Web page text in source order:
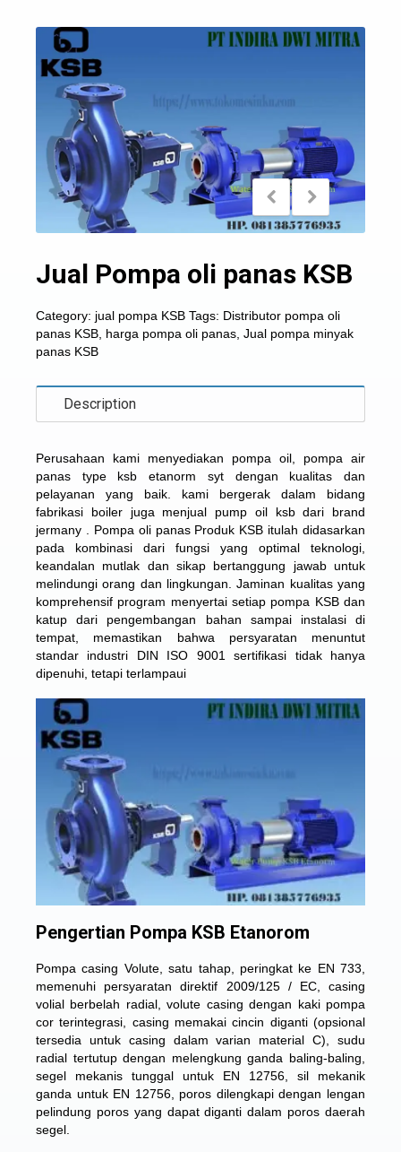
Jual Pompa oli panas KSB
Category: jual pompa KSB Tags: Distributor pompa oli
panas KSB harga pompa oli panas Jual pompa minyak
panas KSB
Description
Perusahaan kami menyediakan pompa oil, pompa air
panas type ksb etanorm syt dengan kualitas dan
pelayanan yang baik. kami bergerak dalam bidang
fabrikasi boiler juga menjual pump oil ksb dari brand
jermany . Pompa oli panas Produk KSB itulah didasarkan
pada kombinasi dari fungsi yang optimal teknologi,
keandalan mutlak dan sikap bertanggung jawab untuk
melindungi orang dan lingkungan. Jaminan kualitas yang
komprehensif program menyertai setiap pompa KSB dan
katup dari pengembangan bahan sampai instalasi di
tempat, memastikan bahwa persyaratan menuntut
standar industri DIN ISO 9001 sertifikasi tidak hanya
dipenuhi, tetapi terlampaui
Pengertian Pompa KSB Etanorom
Pompa casing Volute, satu tahap, peringkat ke EN 733,
memenuhi persyaratan direktif 2009/125 / EC, casing
volial berbelah radial, volute casing dengan kaki pompa
cor terintegrasi, casing memakai cincin diganti (opsional
tersedia untuk casing dalam varian material C), sudu
radial tertutup dengan melengkung ganda baling-baling,
segel mekanis tunggal untuk EN 12756, sil mekanik
ganda untuk EN 12756, poros dilengkapi dengan lengan
pelindung poros yang dapat diganti dalam poros daerah
segel.